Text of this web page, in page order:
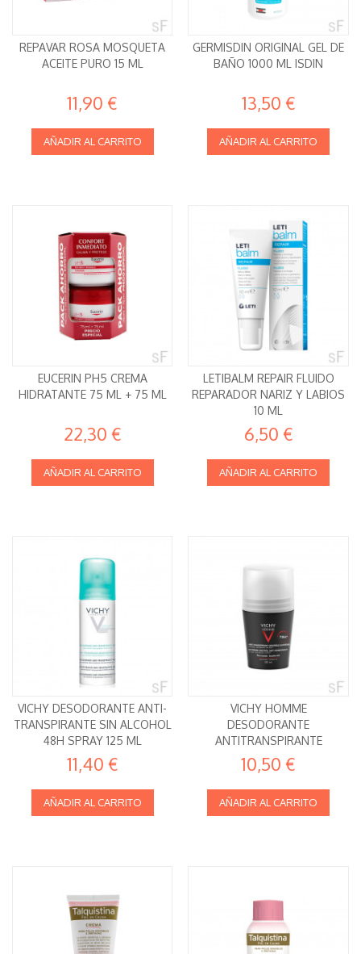
REPAVAR ROSA MOSQUETA
ACEITE PURO 15 ML
11,90 €
AÑADIR AL CARRITO
GERMISDIN ORIGINAL GEL DE
BAÑO 1000 ML ISDIN
13,50 €
AÑADIR AL CARRITO
EUCERIN PH5 CREMA
HIDRATANTE 75 ML + 75 ML
22,30 €
AÑADIR AL CARRITO
LETIBALM REPAIR FLUIDO
REPARADOR NARIZ Y LABIOS
10 ML
6,50 €
AÑADIR AL CARRITO
VICHY DESODORANTE ANTI-
TRANSPIRANTE SIN ALCOHOL
48H SPRAY 125 ML
11,40 €
AÑADIR AL CARRITO
VICHY HOMME
DESODORANTE
ANTITRANSPIRANTE
CONTROL EXTREMO 72H 50
ML
10,50 €
AÑADIR AL CARRITO